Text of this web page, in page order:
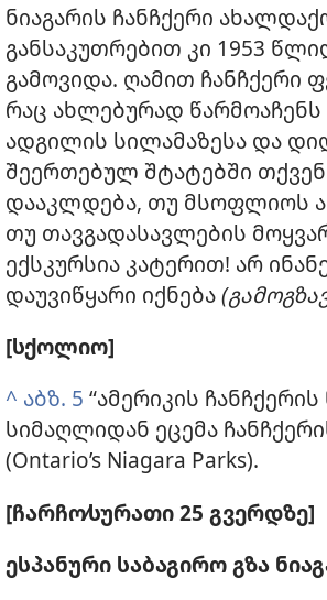
ნიაგარის ჩანჩქერი
განსაკუთრებით კი 1953
გამოვიდა. ღამით ჩანჩქერი
რაც ახლებურად
ადგილის სილამაზესა და
შეერთებულ შტატებში
დააკლდება, თუ მსოფლიოს
თუ თავგადასავლების
ექსკურსია კატერით! არ
დაუვიწყარი იქნება
[სქოლიო]
^ აბზ. 5 “ამერიკის
სიმაღლიდან ეცემა
(Ontario’s Niagara Parks).
[ჩარჩო⁄სურათი 25 გვერდზე]
ესპანური საბაგირო გზა